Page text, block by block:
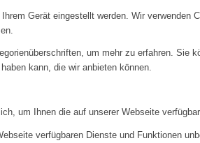
Gerät eingestellt werden. Wir
um mehr zu erfahren. Sie
kann, die wir anbieten können.
um Ihnen die auf unserer Webseite
verfügbaren Dienste und Funktionen